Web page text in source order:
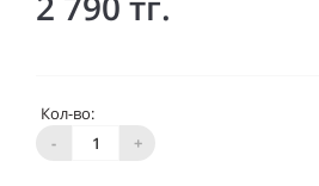
Кол-во:
-
+